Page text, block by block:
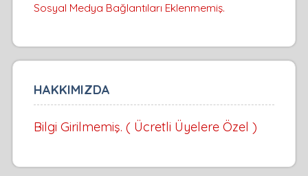
Sosyal Medya Bağlantıları Eklenmemiş.
HAKKIMIZDA
Bilgi Girilmemiş. ( Ücretli Üyelere Özel )